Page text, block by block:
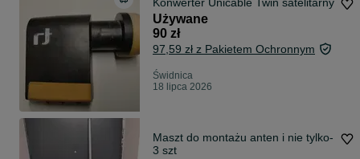
Konwerter Unicable Twin satelitarny
Używane
90 zł
97,59 zł z Pakietem Ochronnym
Świdnica
18 lipca 2026
Maszt do montażu anten i nie tylko-
3 szt